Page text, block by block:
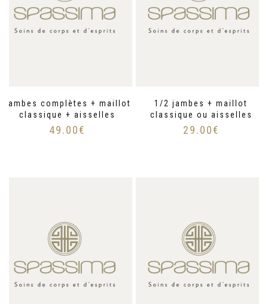
Jambes complètes + maillot
classique + aisselles
49.00€
1/2 jambes + maillot
classique ou aisselles
29.00€